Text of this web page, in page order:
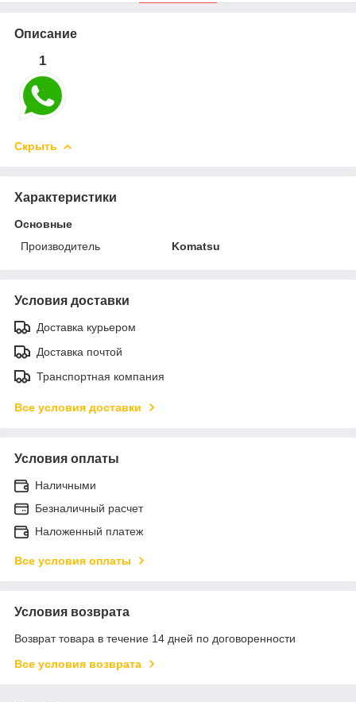
Описание
1
Скрыть
Характеристики
Основные
Производитель
Komatsu
Условия доставки
Доставка курьером
Доставка почтой
Транспортная компания
Все условия доставки
Условия оплаты
Наличными
Безналичный расчет
Наложенный платеж
Все условия оплаты
Условия возврата
Возврат товара в течение 14 дней по договоренности
Все условия возврата